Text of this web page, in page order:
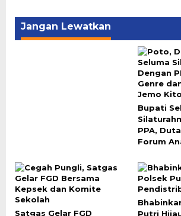
Jangan Lewatkan
Bupati
PPA,
Forum
Satgas Gelar FGD
Putri